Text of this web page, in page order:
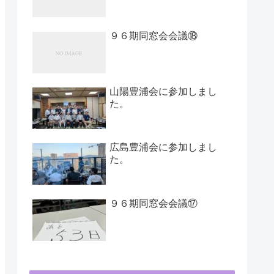
９６期同窓会会議⑱
山陽豊浦会に参加しまし
た。
広島豊浦会に参加しまし
た。
９６期同窓会会議⑰